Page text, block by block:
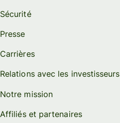
Sécurité
Presse
Carrières
Relations avec les investisseurs
Notre mission
Affiliés et partenaires